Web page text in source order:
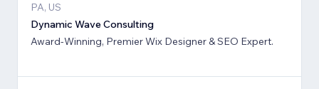
PA, US
Dynamic Wave Consulting
Award-Winning, Premier Wix Designer & SEO Expert.